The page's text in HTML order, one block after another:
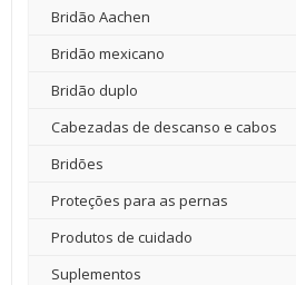
Bridão Aachen
Bridão mexicano
Bridão duplo
Cabezadas de descanso e cabos
Bridões
Proteções para as pernas
Produtos de cuidado
Suplementos